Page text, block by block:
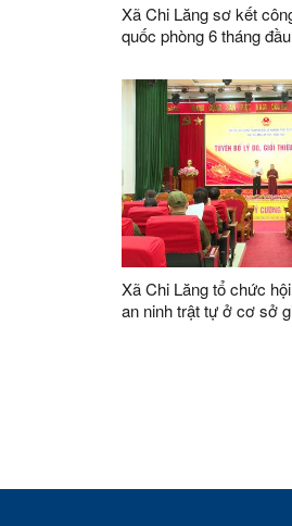
Xã Chi Lăng sơ kết
quốc phòng 6 tháng
Xã Chi Lăng tổ chức
an ninh trật tự ở cơ sở